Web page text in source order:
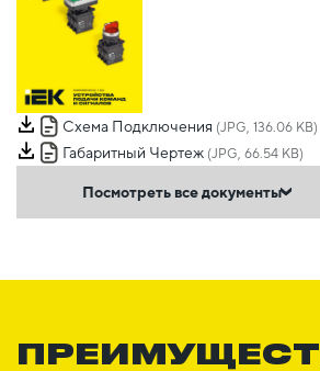
Схема Подключения (JPG, 136.06 KB)
Габаритный Чертеж (JPG, 66.54 KB)
Посмотреть все документы